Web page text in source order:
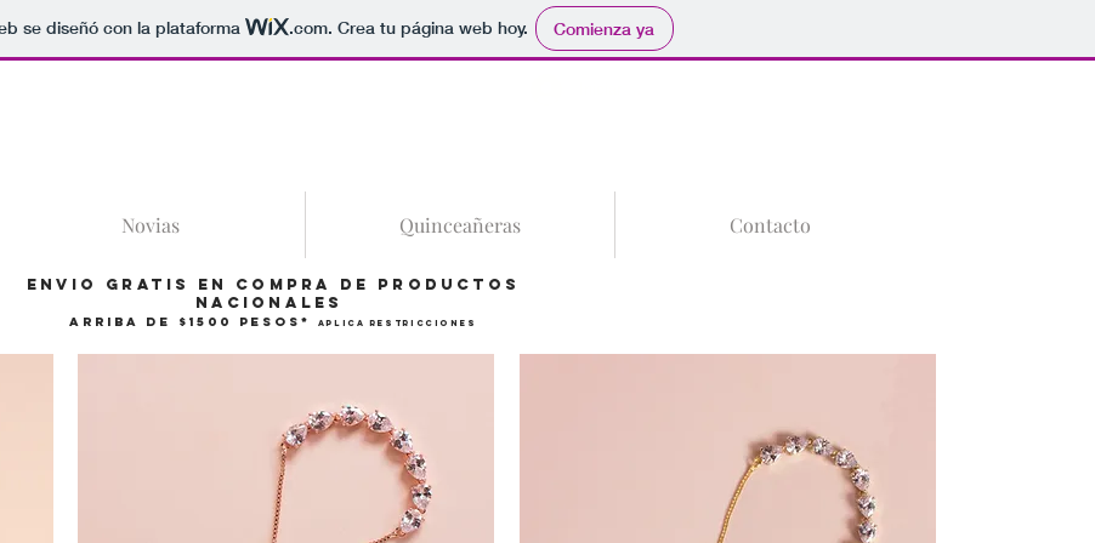
se diseñó con la plataforma .com. Crea tu página web hoy. Comienza ya
Novias Quinceañeras Contacto
Envio gratis en compra de productos
Nacionales
arriba de $1500 pesos* Aplica restricciones